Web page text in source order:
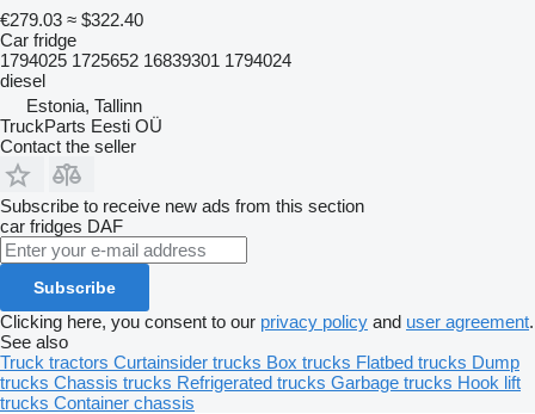
€279.03 ≈ $322.40
Car fridge
1794025 1725652 16839301 1794024
diesel
Estonia, Tallinn
TruckParts Eesti OÜ
Contact the seller
Subscribe to receive new ads from this section
car fridges DAF
Subscribe
Clicking here, you consent to our privacy policy and user agreement.
See also
Truck tractors Curtainsider trucks Box trucks Flatbed trucks Dump
trucks Chassis trucks Refrigerated trucks Garbage trucks Hook lift
trucks Container chassis